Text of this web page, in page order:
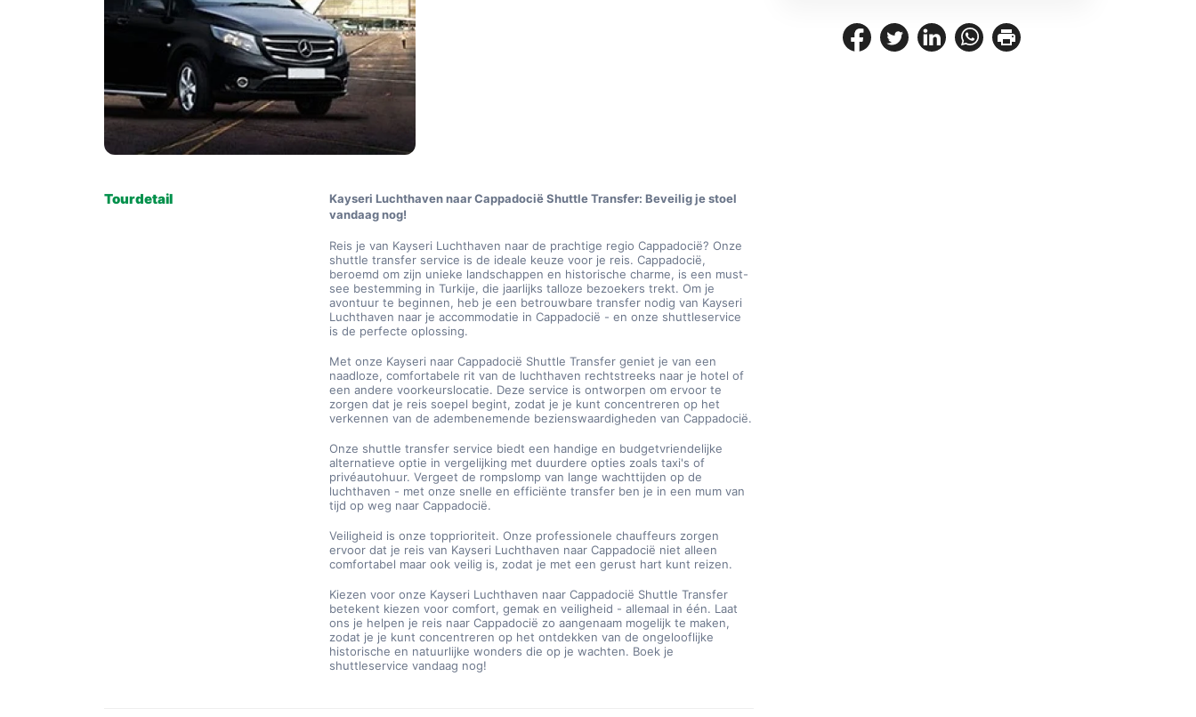
Tourdetail
Kayseri Luchthaven naar Cappadocië Shuttle Transfer: Beveilig je stoel
vandaag nog!
Reis je van Kayseri Luchthaven naar de prachtige regio Cappadocië? Onze
shuttle transfer service is de ideale keuze voor je reis. Cappadocië,
beroemd om zijn unieke landschappen en historische charme, is een must-
see bestemming in Turkije, die jaarlijks talloze bezoekers trekt. Om je
avontuur te beginnen, heb je een betrouwbare transfer nodig van Kayseri
Luchthaven naar je accommodatie in Cappadocië - en onze shuttleservice
is de perfecte oplossing.
Met onze Kayseri naar Cappadocië Shuttle Transfer geniet je van een
naadloze, comfortabele rit van de luchthaven rechtstreeks naar je hotel of
een andere voorkeurslocatie. Deze service is ontworpen om ervoor te
zorgen dat je reis soepel begint, zodat je je kunt concentreren op het
verkennen van de adembenemende bezienswaardigheden van Cappadocië.
Onze shuttle transfer service biedt een handige en budgetvriendelijke
alternatieve optie in vergelijking met duurdere opties zoals taxi's of
privéautohuur. Vergeet de rompslomp van lange wachttijden op de
luchthaven - met onze snelle en efficiënte transfer ben je in een mum van
tijd op weg naar Cappadocië.
Veiligheid is onze topprioriteit. Onze professionele chauffeurs zorgen
ervoor dat je reis van Kayseri Luchthaven naar Cappadocië niet alleen
comfortabel maar ook veilig is, zodat je met een gerust hart kunt reizen.
Kiezen voor onze Kayseri Luchthaven naar Cappadocië Shuttle Transfer
betekent kiezen voor comfort, gemak en veiligheid - allemaal in één. Laat
ons je helpen je reis naar Cappadocië zo aangenaam mogelijk te maken,
zodat je je kunt concentreren op het ontdekken van de ongelooflijke
historische en natuurlijke wonders die op je wachten. Boek je
shuttleservice vandaag nog!